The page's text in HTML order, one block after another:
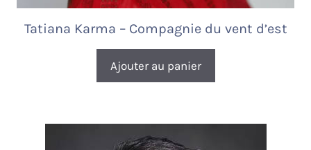
Tatiana Karma – Compagnie du vent d’est
Ajouter au panier